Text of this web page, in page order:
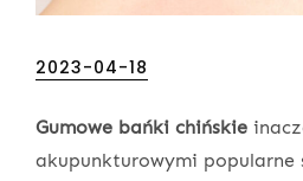
Posted
2023-04-18
Gumowe bańki chińskie
akupunkturowymi popularne